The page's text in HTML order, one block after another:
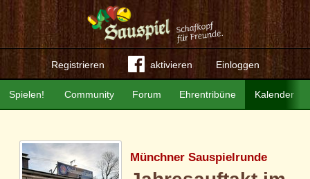
Registrieren aktivieren Einloggen
Community Forum Ehrentribüne Kalender
Spielen!
Münchner Sauspielrunde